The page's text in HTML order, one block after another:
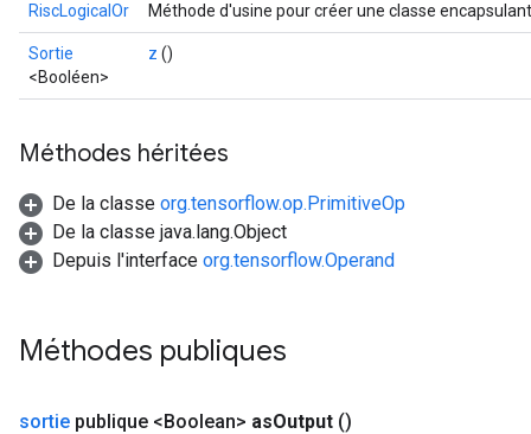
RiscLogicalOr
Méthode d'usine pour créer une classe
Sortie
<Booléen>
z ()
Méthodes héritées
De la classe org.tensorflow.op.PrimitiveOp
De la classe java.lang.Object
Depuis l'interface org.tensorflow.Operand
Méthodes publiques
sortie publique <Boolean> asOutput ()